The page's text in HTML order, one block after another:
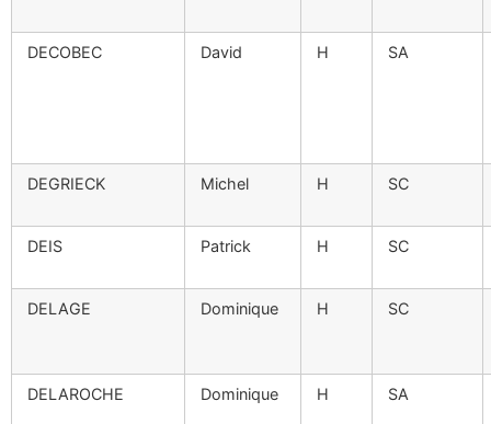
DECOBEC David H SA
DEGRIECK Michel H SC
DEIS Patrick H SC
DELAGE Dominique H SC
DELAROCHE Dominique H SA